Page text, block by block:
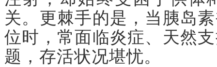
关。更棘手的是，当胰岛
位时，常面临炎症、天然
题，存活状况堪忧。